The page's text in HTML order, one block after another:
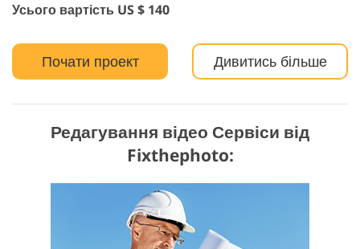
Усього вартість US $ 140
Почати проект Дивитись більше
Редагування відео Сервіси від
Fixthephoto: